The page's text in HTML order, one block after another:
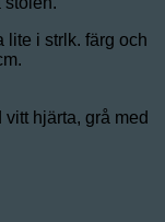
lite i strlk. färg och
vitt hjärta, grå med